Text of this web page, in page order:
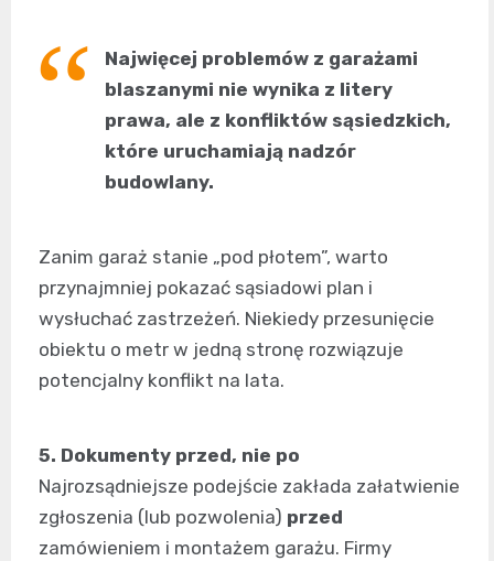
Najwięcej problemów z garażami
blaszanymi nie wynika z litery
prawa, ale z konfliktów sąsiedzkich,
które uruchamiają nadzór
budowlany.
Zanim garaż stanie „pod płotem”, warto
przynajmniej pokazać sąsiadowi plan i
wysłuchać zastrzeżeń. Niekiedy przesunięcie
obiektu o metr w jedną stronę rozwiązuje
potencjalny konflikt na lata.
5. Dokumenty przed, nie po
Najrozsądniejsze podejście zakłada załatwienie
zgłoszenia (lub pozwolenia) przed
zamówieniem i montażem garażu. Firmy